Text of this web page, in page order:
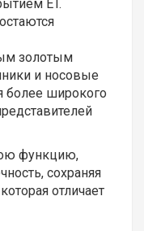
ET.
золотым
и носовые
более широкого
функцию,
сохраняя
отличает